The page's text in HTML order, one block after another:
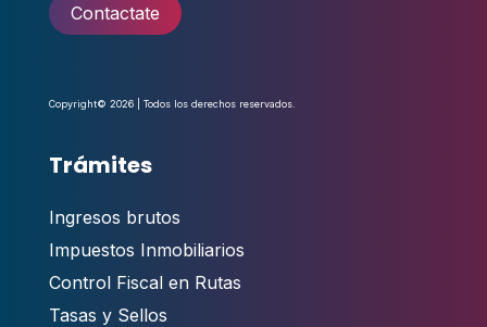
Contactate
Copyright© 2026 | Todos los derechos reservados.
Trámites
Ingresos brutos
Impuestos Inmobiliarios
Control Fiscal en Rutas
Tasas y Sellos